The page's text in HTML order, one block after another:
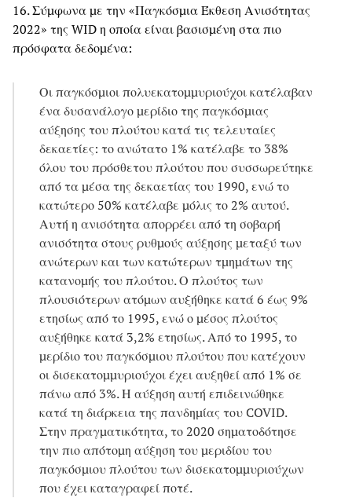
16. Σύμφωνα με την «Παγκόσμια Έκθεση Ανισότητας
2022» της WID η οποία είναι βασισμένη στα πιο
πρόσφατα δεδομένα:
Οι παγκόσμιοι πολυεκατομμυριούχοι κατέλαβαν
ένα δυσανάλογο μερίδιο της παγκόσμιας
αύξησης του πλούτου κατά τις τελευταίες
δεκαετίες: το ανώτατο 1% κατέλαβε το 38%
όλου του πρόσθετου πλούτου που συσσωρεύτηκε
από τα μέσα της δεκαετίας του 1990, ενώ το
κατώτερο 50% κατέλαβε μόλις το 2% αυτού.
Αυτή η ανισότητα απορρέει από τη σοβαρή
ανισότητα στους ρυθμούς αύξησης μεταξύ των
ανώτερων και των κατώτερων τμημάτων της
κατανομής του πλούτου. Ο πλούτος των
πλουσιότερων ατόμων αυξήθηκε κατά 6 έως 9%
ετησίως από το 1995, ενώ ο μέσος πλούτος
αυξήθηκε κατά 3,2% ετησίως. Από το 1995, το
μερίδιο του παγκόσμιου πλούτου που κατέχουν
οι δισεκατομμυριούχοι έχει αυξηθεί από 1% σε
πάνω από 3%. Η αύξηση αυτή επιδεινώθηκε
κατά τη διάρκεια της πανδημίας του COVID.
Στην πραγματικότητα, το 2020 σηματοδότησε
την πιο απότομη αύξηση του μεριδίου του
παγκόσμιου πλούτου των δισεκατομμυριούχων
που έχει καταγραφεί ποτέ.